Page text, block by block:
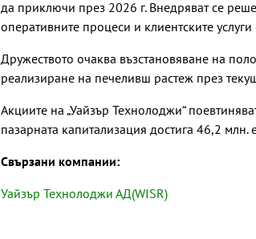
да приключи през 2026 г. Внедряват се
оперативните процеси и клиентските
Дружеството очаква възстановяване на
реализиране на печеливш растеж през
Акциите на „Уайзър Технолоджи“
пазарната капитализация достига 46,2
Свързани компании:
Уайзър Технолоджи АД(WISR)
шофьори с
или наркотици
Хаджирусев
Локо (Пд)